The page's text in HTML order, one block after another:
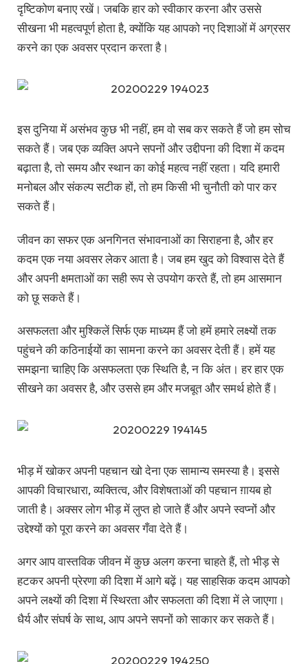
दृष्टिकोण बनाए रखें। जबकि हार को स्वीकार करना और उससे
सीखना भी महत्वपूर्ण होता है, क्योंकि यह आपको नए दिशाओं में अग्रसर
करने का एक अवसर प्रदान करता है।
इस दुनिया में असंभव कुछ भी नहीं, हम वो सब कर सकते हैं जो हम सोच
सकते हैं। जब एक व्यक्ति अपने सपनों और उद्दीपना की दिशा में कदम
बढ़ाता है, तो समय और स्थान का कोई महत्व नहीं रहता। यदि हमारी
मनोबल और संकल्प सटीक हों, तो हम किसी भी चुनौती को पार कर
सकते हैं।
जीवन का सफर एक अनगिनत संभावनाओं का सिराहना है, और हर
कदम एक नया अवसर लेकर आता है। जब हम खुद को विश्वास देते हैं
और अपनी क्षमताओं का सही रूप से उपयोग करते हैं, तो हम आसमान
को छू सकते हैं।
असफलता और मुश्किलें सिर्फ एक माध्यम हैं जो हमें हमारे लक्ष्यों तक
पहुंचने की कठिनाईयों का सामना करने का अवसर देती हैं। हमें यह
समझना चाहिए कि असफलता एक स्थिति है, न कि अंत। हर हार एक
सीखने का अवसर है, और उससे हम और मजबूत और समर्थ होते हैं।
भीड़ में खोकर अपनी पहचान खो देना एक सामान्य समस्या है। इससे
आपकी विचारधारा, व्यक्तित्व, और विशेषताओं की पहचान ग़ायब हो
जाती है। अक्सर लोग भीड़ में लुप्त हो जाते हैं और अपने स्वप्नों और
उद्देश्यों को पूरा करने का अवसर गँवा देते हैं।
अगर आप वास्तविक जीवन में कुछ अलग करना चाहते हैं, तो भीड़ से
हटकर अपनी प्रेरणा की दिशा में आगे बढ़ें। यह साहसिक कदम आपको
अपने लक्ष्यों की दिशा में स्थिरता और सफलता की दिशा में ले जाएगा।
धैर्य और संघर्ष के साथ, आप अपने सपनों को साकार कर सकते हैं।